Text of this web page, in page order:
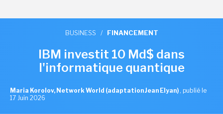
BUSINESS / FINANCEMENT
IBM investit 10 Md$ dans
l'informatique quantique
Maria Korolov, Network World (adaptation Jean Elyan) , publié le
17 Juin 2026